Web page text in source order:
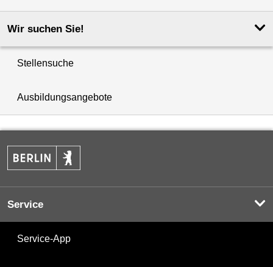
Wir suchen Sie!
Stellensuche
Ausbildungsangebote
Service
Service-App